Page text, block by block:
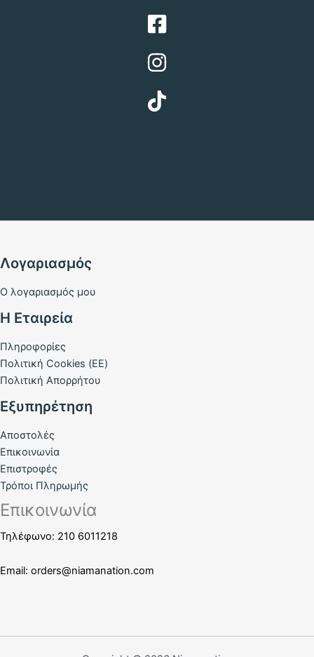
Λογαριασμός
Ο λογαριασμός μου
Η Εταιρεία
Πληροφορίες
Πολιτική Cookies (ΕΕ)
Πολιτική Απορρήτου
Εξυπηρέτηση
Αποστολές
Επικοινωνία
Επιστροφές
Τρόποι Πληρωμής
Επικοινωνία
Τηλέφωνο: 210 6011218
Email: orders@niamanation.com